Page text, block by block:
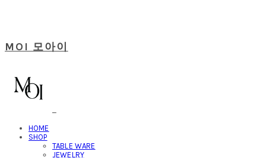
MOI 모아이
HOME
SHOP
TABLE WARE
JEWELRY